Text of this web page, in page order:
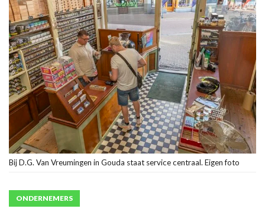
Bij D.G. Van Vreumingen in Gouda staat service centraal. Eigen foto
ONDERNEMERS